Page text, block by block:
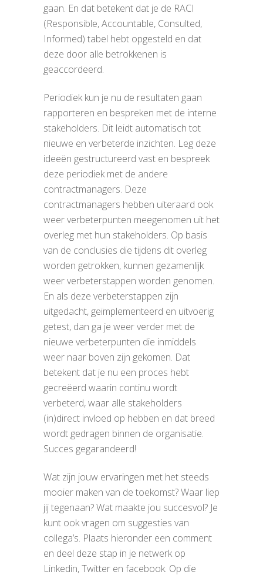
gaan. En dat betekent dat je de RACI
(Responsible, Accountable, Consulted,
Informed) tabel hebt opgesteld en dat
deze door alle betrokkenen is
geaccordeerd.
Periodiek kun je nu de resultaten gaan
rapporteren en bespreken met de interne
stakeholders. Dit leidt automatisch tot
nieuwe en verbeterde inzichten. Leg deze
ideeën gestructureerd vast en bespreek
deze periodiek met de andere
contractmanagers. Deze
contractmanagers hebben uiteraard ook
weer verbeterpunten meegenomen uit het
overleg met hun stakeholders. Op basis
van de conclusies die tijdens dit overleg
worden getrokken, kunnen gezamenlijk
weer verbeterstappen worden genomen.
En als deze verbeterstappen zijn
uitgedacht, geïmplementeerd en uitvoerig
getest, dan ga je weer verder met de
nieuwe verbeterpunten die inmiddels
weer naar boven zijn gekomen. Dat
betekent dat je nu een proces hebt
gecreëerd waarin continu wordt
verbeterd, waar alle stakeholders
(in)direct invloed op hebben en dat breed
wordt gedragen binnen de organisatie.
Succes gegarandeerd!
Wat zijn jouw ervaringen met het steeds
mooier maken van de toekomst? Waar liep
jij tegenaan? Wat maakte jou succesvol? Je
kunt ook vragen om suggesties van
collega’s. Plaats hieronder een comment
en deel deze stap in je netwerk op
Linkedin, Twitter en facebook. Op die